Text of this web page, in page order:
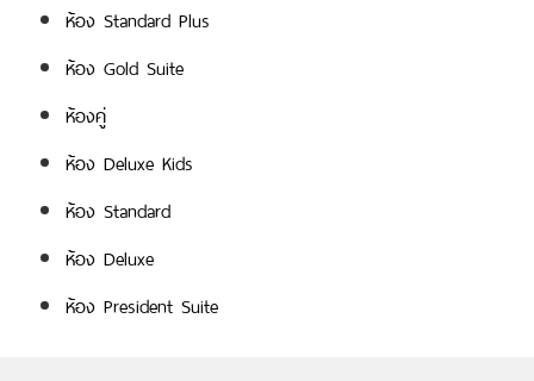
ห้อง Standard Plus
ห้อง Gold Suite
ห้องคู่
ห้อง Deluxe Kids
ห้อง Standard
ห้อง Deluxe
ห้อง President Suite